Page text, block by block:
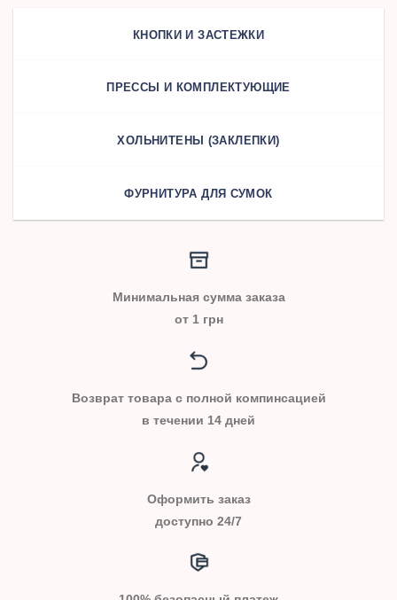
КНОПКИ И ЗАСТЕЖКИ
ПРЕССЫ И КОМПЛЕКТУЮЩИЕ
ХОЛЬНИТЕНЫ (ЗАКЛЕПКИ)
ФУРНИТУРА ДЛЯ СУМОК
Минимальная сумма заказа
от 1 грн
Возврат товара с полной компинсацией
в течении 14 дней
Оформить заказ
доступно 24/7